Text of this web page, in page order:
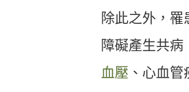
除此之外，
障礙產生共
血壓 、心血管